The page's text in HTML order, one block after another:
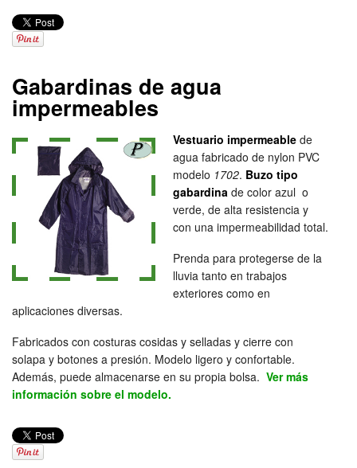
Gabardinas de agua
impermeables
Vestuario impermeable de
agua fabricado de nylon PVC
modelo 1702. Buzo tipo
gabardina de color azul o
verde, de alta resistencia y
con una impermeabilidad total.
Prenda para protegerse de la
lluvia tanto en trabajos
exteriores como en
aplicaciones diversas.
Fabricados con costuras cosidas y selladas y cierre con
solapa y botones a presión. Modelo ligero y confortable.
Además, puede almacenarse en su propia bolsa. Ver más
información sobre el modelo.